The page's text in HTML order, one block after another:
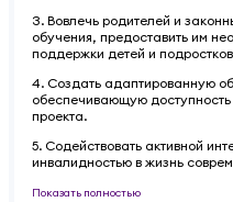
3. Вовлечь родителей и
обучения, предоставить им
поддержки детей и
4. Создать адаптированную
обеспечивающую доступность
проекта.
5. Содействовать активной
инвалидностью в жизнь
Показать полностью